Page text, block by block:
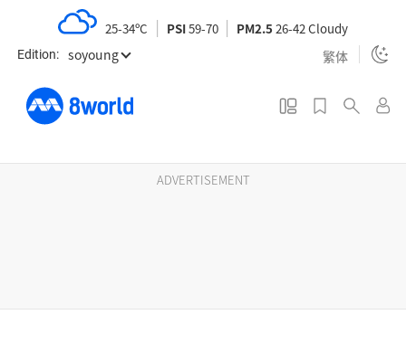
t
Edition: soyoung 繁体
25-34ºC PSI59-70 PM2.526-42 Cloudy
ADVERTISEMENT